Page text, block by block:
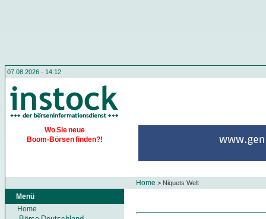
07.08.2026 - 14:12
Wo Sie neue
Boom-Börsen finden?!
Home > Niquets Welt
Menü
Home